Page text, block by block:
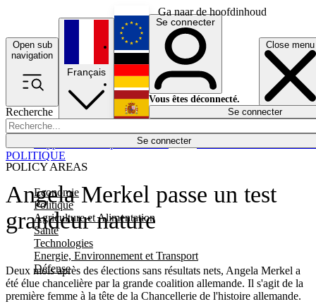
Ga naar de hoofdinhoud
Open sub
navigation
Close menu
Recherche
Se connecter
POLICY AREAS
Economie
Politique
Agriculture et Alimentation
Santé
Technologies
Energie, Environnement et Transport
Défense
Économie
Français
English
Deutsch
Español
Se connecter
Vous êtes déconnecté.
Se connecter
Angela Merkel passe un test
grandeur nature
Deux mois après des élections sans résultats nets, Angela Merkel a
été élue chancelière par la grande coalition allemande. Il s'agit de la
première femme à la tête de la Chancellerie de l'histoire allemande.
POLITIQUE